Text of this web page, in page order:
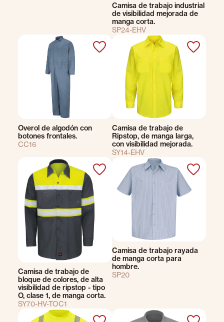
Camisa de trabajo industrial
de visibilidad mejorada de
manga corta.
SP24-EHV
Overol de algodón con
botones frontales.
CC16
Camisa de trabajo de
Ripstop, de manga larga,
con visibilidad mejorada.
SY14-EHV
Camisa de trabajo de
bloque de colores, de alta
visibilidad de ripstop - tipo
O, clase 1, de manga corta.
SY70-HV-TOC1
Camisa de trabajo rayada
de manga corta para
hombre.
SP20